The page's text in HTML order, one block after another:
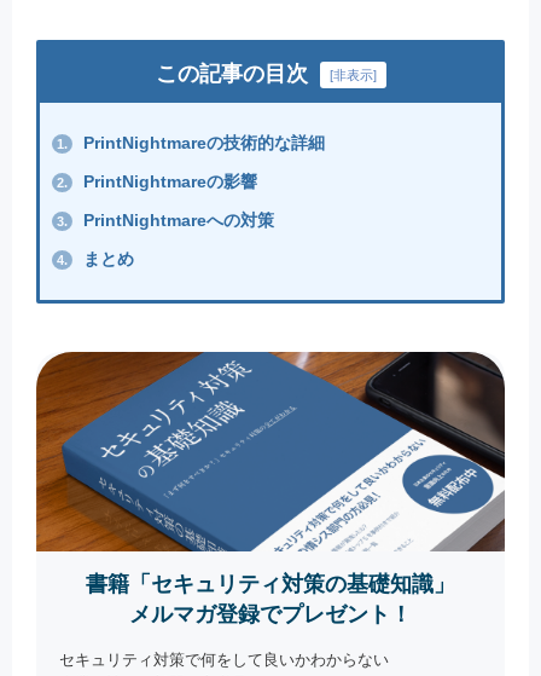
この記事の目次 [非表示]
1. PrintNightmareの技術的な詳細
2. PrintNightmareの影響
3. PrintNightmareへの対策
4. まとめ
書籍「セキュリティ対策の基礎知識」
メルマガ登録でプレゼント！
セキュリティ対策で何をして良いかわからない